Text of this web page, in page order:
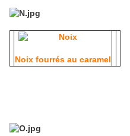
Noix fourrés au caramel